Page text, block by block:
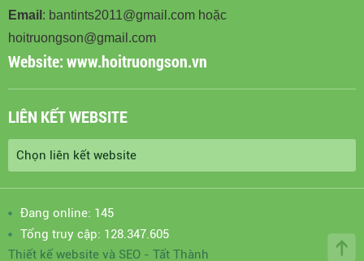
Email : bantints2011@gmail.com hoặc
hoitruongson@gmail.com
Website:www.hoitruongson.vn
LIÊN KẾT WEBSITE
Đang online: 145
Tổng truy cập: 128.347.605
Thiết kế website và SEO - Tất Thành